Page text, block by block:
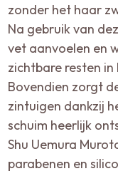
zonder het haar
Na gebruik van
vet aanvoelen en
zichtbare resten
Bovendien zorgt
zintuigen dankzij
schuim heerlijk
Shu Uemura
parabenen en